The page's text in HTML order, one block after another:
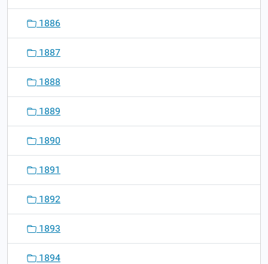
1886
1887
1888
1889
1890
1891
1892
1893
1894